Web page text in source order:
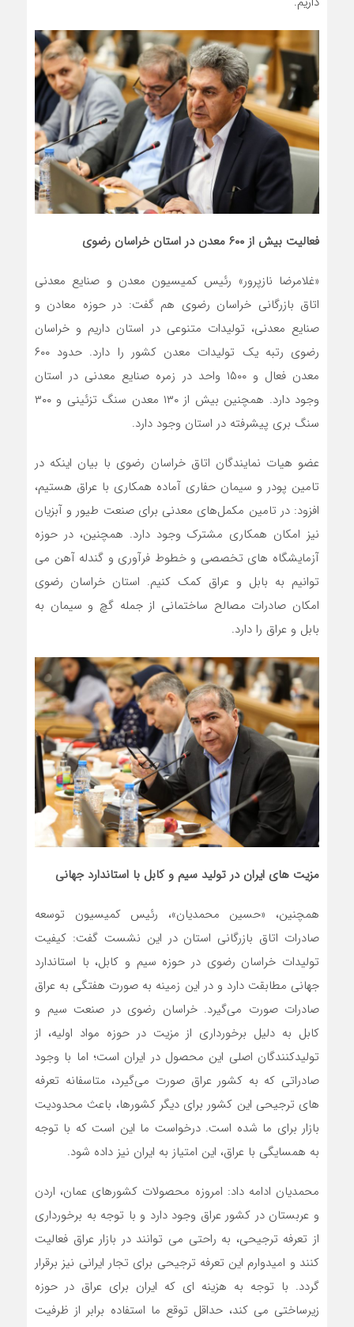
فعالیت بیش از ۶٠٠ معدن در استان خراسان رضوی
«غلامرضا نازپرور» رئیس کمیسیون معدن و صنایع معدنی
اتاق بازرگانی خراسان رضوی هم گفت: در حوزه معادن و
صنایع معدنی، تولیدات متنوعی در استان داریم و خراسان
رضوی رتبه یک تولیدات معدن کشور را دارد. حدود ۶۰۰
معدن فعال و ۱۵۰۰ واحد در زمره صنایع معدنی در استان
وجود دارد. همچنین بیش از ۱۳۰ معدن سنگ تزئینی و ۳۰۰
سنگ بری پیشرفته در استان وجود دارد.
عضو هیات نمایندگان اتاق خراسان رضوی با بیان اینکه در
تامین پودر و سیمان حفاری آماده همکاری با عراق هستیم،
افزود: در تامین مکمل‌های معدنی برای صنعت طیور و آبزیان
نیز امکان همکاری مشترک وجود دارد. همچنین، در حوزه
آزمایشگاه های تخصصی و خطوط فرآوری و گندله آهن می
توانیم به بابل و عراق کمک کنیم. استان خراسان رضوی
امکان صادرات مصالح ساختمانی از جمله گچ و سیمان به
بابل و عراق را دارد.
مزیت های ایران در تولید سیم و کابل با استاندارد جهانی
همچنین، «حسین محمدیان»، رئیس کمیسیون توسعه
صادرات اتاق بازرگانی استان در این نشست گفت: کیفیت
تولیدات خراسان رضوی در حوزه سیم و کابل، با استاندارد
جهانی مطابقت دارد و در این زمینه به صورت هفتگی به عراق
صادرات صورت می‌گیرد. خراسان رضوی در صنعت سیم و
کابل به دلیل برخورداری از مزیت در حوزه مواد اولیه، از
تولیدکنندگان اصلی این محصول در ایران است؛ اما با وجود
صادراتی که به کشور عراق صورت می‌گیرد، متاسفانه تعرفه
های ترجیحی این کشور برای دیگر کشورها، باعث محدودیت
بازار برای ما شده است. درخواست ما این است که با توجه
به همسایگی با عراق، این امتیاز به ایران نیز داده شود.
محمدیان ادامه داد: امروزه محصولات کشورهای عمان، اردن
و عربستان در کشور عراق وجود دارد و با توجه به برخورداری
از تعرفه ترجیحی، به راحتی می توانند در بازار عراق فعالیت
کنند و امیدوارم این تعرفه ترجیحی برای تجار ایرانی نیز برقرار
گردد. با توجه به هزینه ای که ایران برای عراق در حوزه
زیرساختی می کند، حداقل توقع ما استفاده برابر از ظرفیت‌